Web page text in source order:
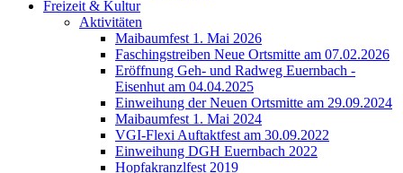
Freizeit & Kultur
Aktivitäten
Maibaumfest 1. Mai 2026
Faschingstreiben Neue Ortsmitte am 07.02.2026
Eröffnung Geh- und Radweg Euernbach -
Eisenhut am 04.04.2025
Einweihung der Neuen Ortsmitte am 29.09.2024
Maibaumfest 1. Mai 2024
VGI-Flexi Auftaktfest am 30.09.2022
Einweihung DGH Euernbach 2022
Hopfakranzlfest 2019